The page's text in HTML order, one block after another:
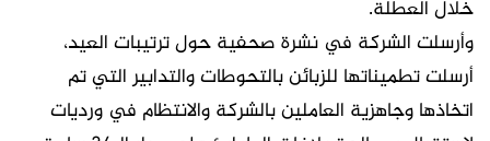
خلال العطلة.
وأرسلت الشركة في نشرة صحفية حول ترتيبات العيد،
أرسلت تطميناتها للزبائن بالتحوطات والتدابير التي تم
اتخاذها وجاهزية العاملين بالشركة والانتظام في ورديات